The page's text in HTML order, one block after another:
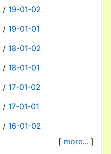
/ 19-01-02
/ 19-01-01
/ 18-01-02
/ 18-01-01
/ 17-01-02
/ 17-01-01
/ 16-01-02
[ more... ]